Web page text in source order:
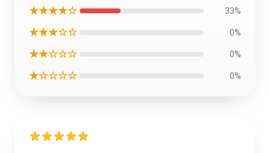
★★★★☆ 33%
★★★☆☆ 0%
★★☆☆☆ 0%
★☆☆☆☆ 0%